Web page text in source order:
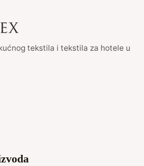
tekstila i tekstila za hotele u